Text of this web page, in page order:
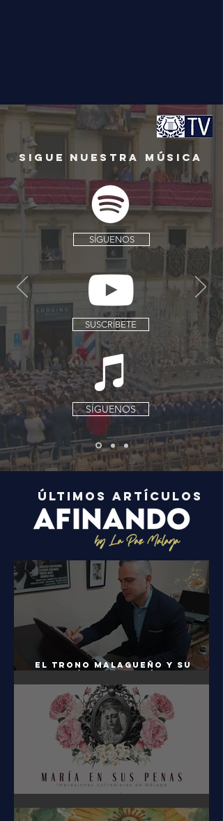
SIGUE NUESTRA MÚSICA
SÍGUENOS
SUSCRÍBETE
SÍGUENOS
ÚLTIMOS ARTÍCULOS
El trono malagueño y su
procesional
María en sus Penas